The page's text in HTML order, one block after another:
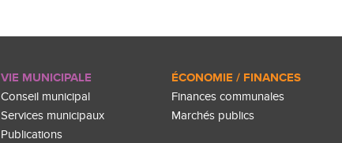
VIE MUNICIPALE
Conseil municipal
Services municipaux
Publications
ÉCONOMIE / FINANCES
Finances communales
Marchés publics